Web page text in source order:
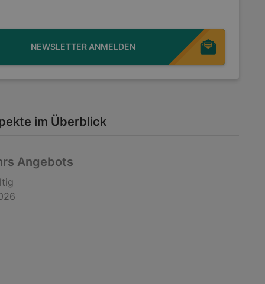
NEWSLETTER ANMELDEN
im Überblick
Angebots